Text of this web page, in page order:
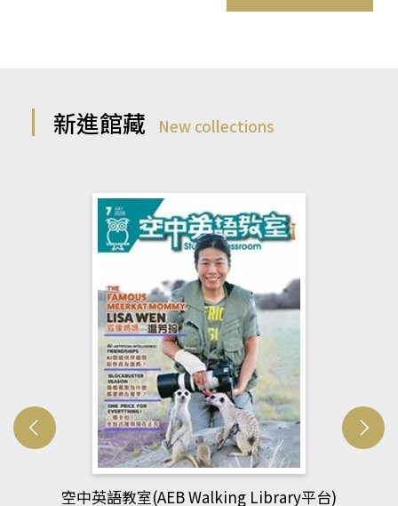
新進館藏 New collections
平台) 網管人(kono平台)